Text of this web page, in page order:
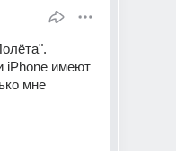
iPhone имеют
мне